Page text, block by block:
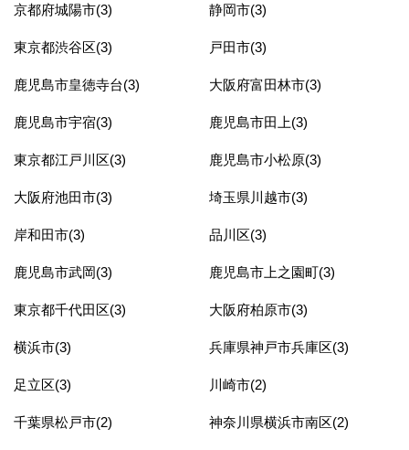
京都府城陽市(3) 静岡市(3)
東京都渋谷区(3) 戸田市(3)
鹿児島市皇徳寺台(3) 大阪府富田林市(3)
鹿児島市宇宿(3) 鹿児島市田上(3)
東京都江戸川区(3) 鹿児島市小松原(3)
大阪府池田市(3) 埼玉県川越市(3)
岸和田市(3) 品川区(3)
鹿児島市武岡(3) 鹿児島市上之園町(3)
東京都千代田区(3) 大阪府柏原市(3)
横浜市(3) 兵庫県神戸市兵庫区(3)
足立区(3) 川崎市(2)
千葉県松戸市(2) 神奈川県横浜市南区(2)